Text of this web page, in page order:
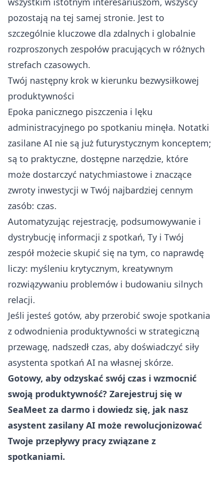
pozostają na tej samej stronie. Jest to
szczególnie kluczowe dla zdalnych i globalnie
rozproszonych zespołów pracujących w różnych
strefach czasowych.
Twój następny krok w kierunku bezwysiłkowej
produktywności
Epoka panicznego piszczenia i lęku
administracyjnego po spotkaniu minęła. Notatki
zasilane AI nie są już futurystycznym konceptem;
są to praktyczne, dostępne narzędzie, które
może dostarczyć natychmiastowe i znaczące
zwroty inwestycji w Twój najbardziej cennym
zasób: czas.
Automatyzując rejestrację, podsumowywanie i
dystrybucję informacji z spotkań, Ty i Twój
zespół możecie skupić się na tym, co naprawdę
liczy: myśleniu krytycznym, kreatywnym
rozwiązywaniu problemów i budowaniu silnych
relacji.
Jeśli jesteś gotów, aby przerobić swoje spotkania
z odwodnienia produktywności w strategiczną
przewagę, nadszedł czas, aby doświadczyć siły
asystenta spotkań AI na własnej skórze.
Gotowy, aby odzyskać swój czas i wzmocnić
swoją produktywność? Zarejestruj się w
SeaMeet za darmo i dowiedz się, jak nasz
asystent zasilany AI może rewolucjonizować
Twoje przepływy pracy związane z
spotkaniami.